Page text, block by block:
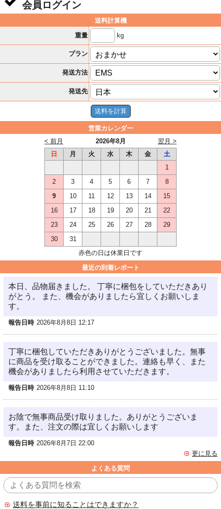
会員ログイン
送料計算機
重量
kg
プラン
発送方法
発送先
営業カレンダー
2026年8月
< 前月
翌月 >
日
月 火 水 木 金
土
1
2
3 4 5 6 7
8
9
10 11 12 13 14
15
16
17 18 19 20 21
22
23
24 25 26 27 28
29
30
31
赤色の日は休業日です
最近の到着レポート
本日、品物届きました。 丁寧に梱包をしていただきあり
がとう。 また、機会がありましたら宜しくお願いしま
す。
報告日時 2026年8月8日 12:17
丁寧に梱包していただきありがとうございました。無事
に商品を受け取ることができました。連絡も早く、また
機会がありましたら利用させていただきます。
報告日時 2026年8月8日 11:10
お陰で無事商品受け取りました。ありがとうございま
す。また、注文の際は宜しくお願いします
報告日時 2026年8月7日 22:00
更に見る
よくある質問
送料を事前に知ることはできますか？